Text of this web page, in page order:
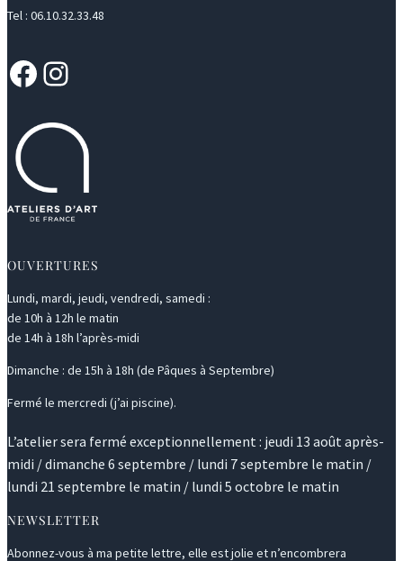
Tel : 06.10.32.33.48
Facebook Instagram
OUVERTURES
Lundi, mardi, jeudi, vendredi, samedi :
de 10h à 12h le matin
de 14h à 18h l’après-midi
Dimanche : de 15h à 18h (de Pâques à Septembre)
Fermé le mercredi (j’ai piscine).
L’atelier sera fermé exceptionnellement : jeudi 13 août après-
midi / dimanche 6 septembre / lundi 7 septembre le matin /
lundi 21 septembre le matin / lundi 5 octobre le matin
NEWSLETTER
Abonnez-vous à ma petite lettre, elle est jolie et n’encombrera